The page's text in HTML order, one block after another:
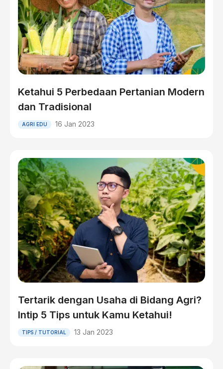
Ketahui 5 Perbedaan Pertanian Modern
dan Tradisional
AGRI EDU 16 Jan 2023
Tertarik dengan Usaha di Bidang Agri?
Intip 5 Tips untuk Kamu Ketahui!
TIPS / TUTORIAL 13 Jan 2023